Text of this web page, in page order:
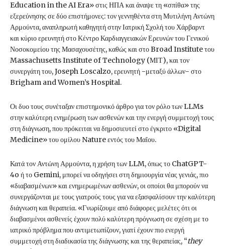
Education in the AI Era» στις ΗΠΑ και άναψε τη «σπίθα» της
εξερεύνησης σε δύο επιστήμονες: τον γεννηθέντα στη Μυτιλήνη Αντώνη
Αρμούντα, αναπληρωτή καθηγητή στην Ιατρική Σχολή του Χάρβαρντ
και κύριο ερευνητή στο Κέντρο Καρδιαγγειακών Ερευνών του Γενικού
Νοσοκομείου της Μασαχουσέτης, καθώς και στο Broad Institute του
Massachusetts Institute of Technology (ΜΙΤ), και τον
συνεργάτη του, Joseph Loscalzo, ερευνητή -μεταξύ άλλων- στο
Brigham and Women’s Hospital.
Οι δυο τους συνέταξαν επιστημονικό άρθρο για τον ρόλο των LLMs
στην καλύτερη ενημέρωση των ασθενών και την ενεργή συμμετοχή τους
στη διάγνωση, που πρόκειται να δημοσιευτεί στο έγκριτο «Digital
Medicine» του ομίλου Nature εντός του Μαΐου.
Κατά τον Αντώνη Αρμούντα, η χρήση των LLM, όπως το ChatGPT-
4o ή το Gemini, μπορεί να οδηγήσει στη δημιουργία νέας γενιάς, πιο
«διαβασμένων» και ενημερωμένων ασθενών, οι οποίοι θα μπορούν να
συνεργάζονται με τους γιατρούς τους για να εξασφαλίσουν την καλύτερη
διάγνωση και θεραπεία. «Γνωρίζουμε από διάφορες μελέτες ότι οι
διαβασμένοι ασθενείς έχουν πολύ καλύτερη πρόγνωση σε σχέση με το
ιατρικό πρόβλημα που αντιμετωπίζουν, γιατί έχουν πιο ενεργή
συμμετοχή στη διαδικασία της διάγνωσης και της θεραπείας, “they